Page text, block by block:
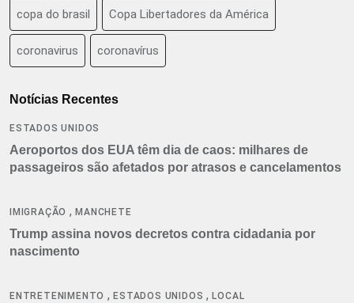
copa do brasil Copa Libertadores da América
coronavirus coronavírus
Notícias Recentes
ESTADOS UNIDOS
Aeroportos dos EUA têm dia de caos: milhares de
passageiros são afetados por atrasos e cancelamentos
IMIGRAÇÃO ,MANCHETE
Trump assina novos decretos contra cidadania por
nascimento
ENTRETENIMENTO ,ESTADOS UNIDOS ,LOCAL